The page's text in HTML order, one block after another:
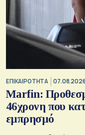
ΕΠΙΚΑΙΡΟΤΗΤΑ
Marfin:
46χρονη που
εμπρησμό